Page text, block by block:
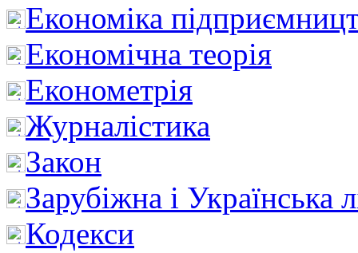
Економіка
Економічна теорія
Економетрія
Журналістика
Закон
Зарубіжна і Українська
Кодекси